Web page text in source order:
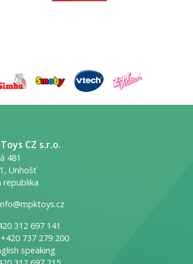
CZ s.r.o.
481
Unhošť
republika
312 697 141
+420 737 279 200
speaking